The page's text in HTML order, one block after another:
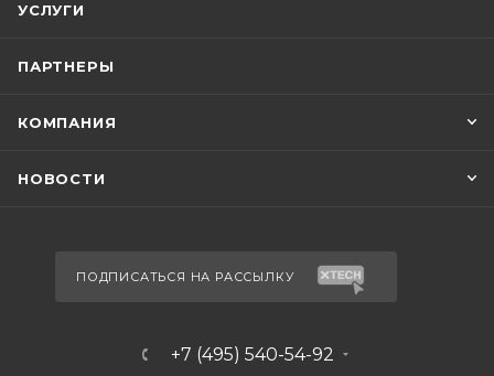
УСЛУГИ
ПАРТНЕРЫ
КОМПАНИЯ
НОВОСТИ
ПОДПИСАТЬСЯ НА РАССЫЛКУ
+7 (495) 540-54-92